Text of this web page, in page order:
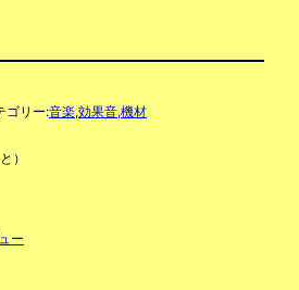
ゴリー:音楽,効果音,機材
）
ー